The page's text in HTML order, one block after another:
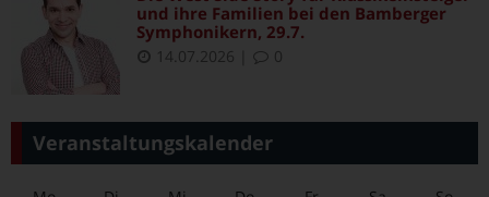
und ihre Familien bei den Bamberger
Symphonikern, 29.7.
14.07.2026 0
Veranstaltungskalender